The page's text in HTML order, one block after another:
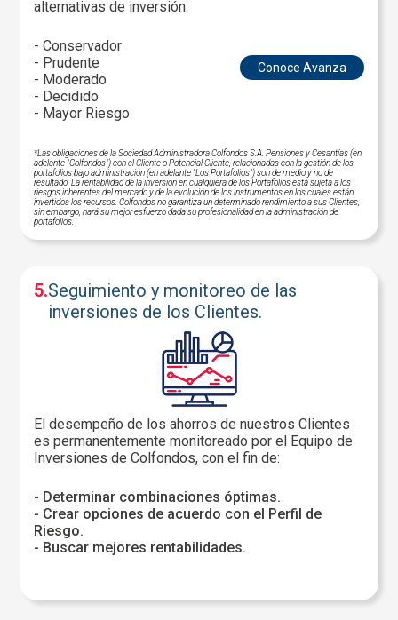
alternativas de inversión:
- Conservador
- Prudente
- Moderado
- Decidido
- Mayor Riesgo
Conoce Avanza
*Las obligaciones de la Sociedad Administradora Colfondos S.A. Pensiones y Cesantías (en
adelante "Colfondos") con el Cliente o Potencial Cliente, relacionadas con la gestión de los
portafolios bajo administración (en adelante "Los Portafolios") son de medio y no de
resultado. La rentabilidad de la inversión en cualquiera de los Portafolios está sujeta a los
riesgos inherentes del mercado y de la evolución de los instrumentos en los cuales están
invertidos los recursos. Colfondos no garantiza un determinado rendimiento a sus Clientes,
sin embargo, hará su mejor esfuerzo dada su profesionalidad en la administración de
portafolios.
5.Seguimiento y monitoreo de las
inversiones de los Clientes.
El desempeño de los ahorros de nuestros Clientes
es permanentemente monitoreado por el Equipo de
Inversiones de Colfondos, con el fin de:
- Determinar combinaciones óptimas.
- Crear opciones de acuerdo con el Perfil de
Riesgo.
- Buscar mejores rentabilidades.